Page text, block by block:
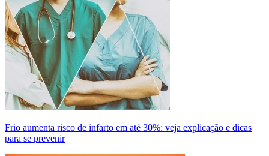
Frio aumenta risco de infarto em até 30%: veja explicação e dicas
para se prevenir